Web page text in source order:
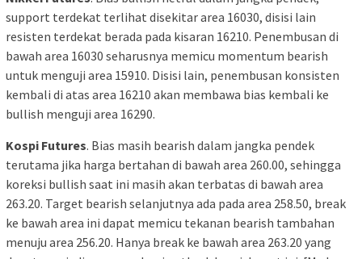
support terdekat terlihat disekitar area 16030, disisi lain
resisten terdekat berada pada kisaran 16210. Penembusan di
bawah area 16030 seharusnya memicu momentum bearish
untuk menguji area 15910. Disisi lain, penembusan konsisten
kembali di atas area 16210 akan membawa bias kembali ke
bullish menguji area 16290.
Kospi Futures. Bias masih bearish dalam jangka pendek
terutama jika harga bertahan di bawah area 260.00, sehingga
koreksi bullish saat ini masih akan terbatas di bawah area
263.20. Target bearish selanjutnya ada pada area 258.50, break
ke bawah area ini dapat memicu tekanan bearish tambahan
menuju area 256.20. Hanya break ke bawah area 263.20 yang